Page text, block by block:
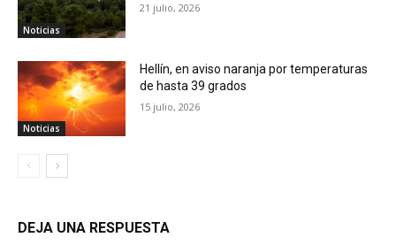
Noticias
21 julio, 2026
Noticias
Hellín, en aviso naranja por temperaturas
de hasta 39 grados
15 julio, 2026
DEJA UNA RESPUESTA